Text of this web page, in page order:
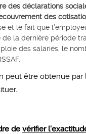
des déclarations
des
et le fait que
la dernière période
des salariés, le
peut être obtenue par
de vérifier